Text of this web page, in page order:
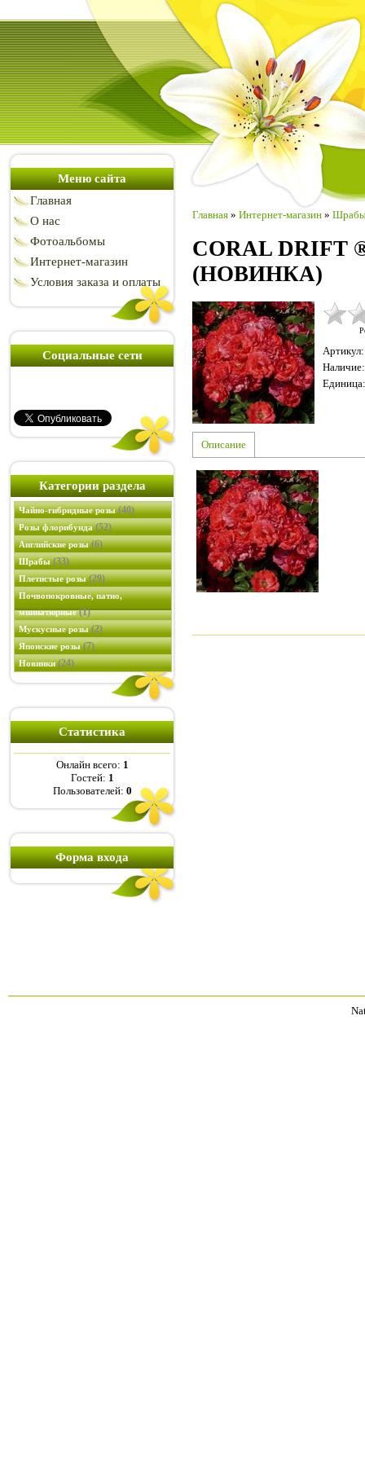
Меню сайта
Главная
О нас
Фотоальбомы
Интернет-магазин
Условия заказа и оплаты
Социальные сети
Категории раздела
Чайно-гибридные розы(40)
Розы флорибунда(52)
Английские розы(6)
Шрабы(33)
Плетистые розы(29)
Почвопокровные, патио,
миниатюрные(1)
Мускусные розы(2)
Японские розы(7)
Новинки(24)
Статистика
Онлайн всего: 1
Гостей: 1
Пользователей: 0
Форма входа
Главная » Интернет-магазин »
CORAL
(НОВИНКА)
Артикул:
Наличие:
Единица:
Описание